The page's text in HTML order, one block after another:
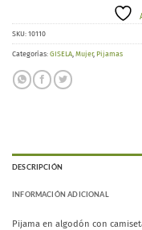
SKU: 10110
Categorías: GISELA Mujer, Pijamas
DESCRIPCIÓN
INFORMACIÓN ADICIONAL
Pijama en algodón con